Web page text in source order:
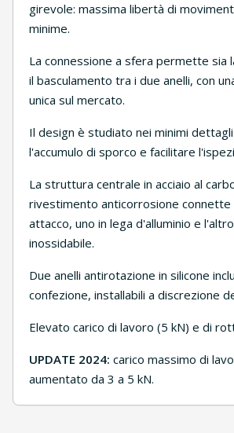
girevole: massima libertà di
minime.
La connessione a sfera permette sia
il basculamento tra i due anelli, con
unica sul mercato.
Il design è studiato nei minimi
l'accumulo di sporco e facilitare
La struttura centrale in acciaio al
rivestimento anticorrosione connette
attacco, uno in lega d'alluminio e
inossidabile.
Due anelli antirotazione in silicone
confezione, installabili a discrezione
Elevato carico di lavoro (5 kN) e di
UPDATE 2024: carico massimo di
aumentato da 3 a 5 kN.